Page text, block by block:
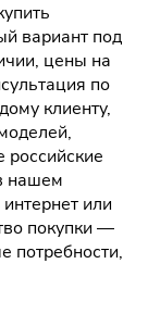
вариант под
цены на
по
клиенту,
нашем
или
покупки —
потребности,